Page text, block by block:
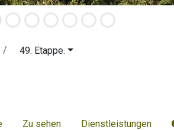
49. Etappe.
Küste.
Zu sehen Dienstleistungen